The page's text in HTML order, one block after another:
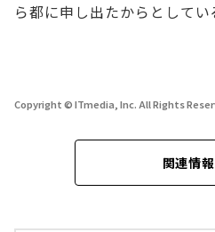
ら都に申し出たからとしてい
Copyright © ITmedia, Inc. All Rights
関連情報